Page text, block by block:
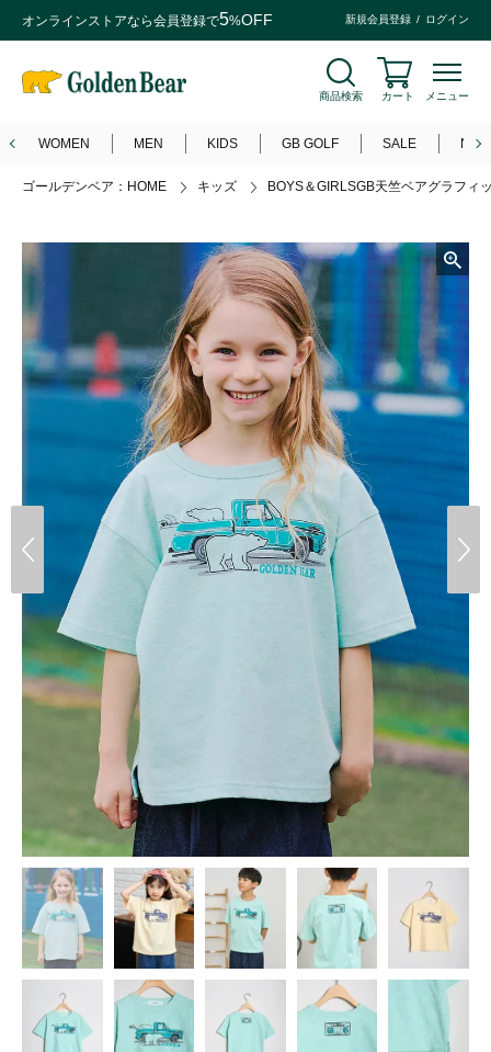
オンラインストアなら会員登録で5%OFF 新規会員登録 ログイン
商品検索 カート メニュー
WOMEN MEN KIDS GB GOLF SALE
ゴールデンベア：HOME キッズ BOYS＆GIRLSGB天竺ベアグラフィ